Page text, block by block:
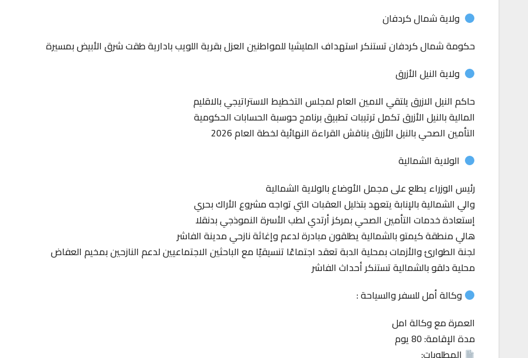
ولاية شمال كردفان
حكومة شمال كردفان تستنكر استهداف المليشيا للمواطنين العزل بقرية اللويب بادارية طقت شرق الأبيض بمسيرة
ولاية النيل الأزرق
حاكم النيل الازرق يلتقي الامين العام لمجلس التخطيط الاستراتيجي بالاقليم
المالية بالنيل الأزرق تكمل ترتيبات تطبيق برنامج حوسبة الحسابات الحكومية
التأمين الصحي بالنيل الأزرق يناقش القراءة النهائية لخطة العام 2026
الولاية الشمالية
رئيس الوزراء يطلع على مجمل الأوضاع بالولاية الشمالية
والي الشمالية بالإنابة يتعهد بتذليل العقبات التي تواجه مشروع الأراك بحري
إستعادة خدمات التأمين الصحي بمركز أرتدي لطب الأسرة النموذجي بدنقلا
هالي منطقة كيمتو بالشمالية يطلقون مبادرة لدعم وإغاثة نازحي مدينة الفاشر
لجنة الطوارئ والأزمات بمحلية الدبة تعقد اجتماعًا تنسيقيًا مع الباحثين الاجتماعيين لدعم النازحين بمخيم العفاض
محلية دلقو بالشمالية تستنكر أحداث الفاشر
وكالة أمل للسفر والسياحة :
العمرة مع وكالة امل
مدة الإقامة: 80 يوم
المطلوبات: